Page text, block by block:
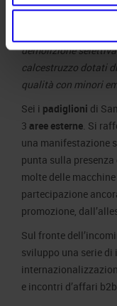
cantieri. Si va dalle
motori di fase V e
demolizione
calcestruzzo dotati
qualità con minori
Sei i padiglioni di
3 aree esterne. Si
una manifestazione
punta sulla presenza
molte delle
partecipazione
promozione,
Sul fronte
sviluppo una serie
e incontri d’affari